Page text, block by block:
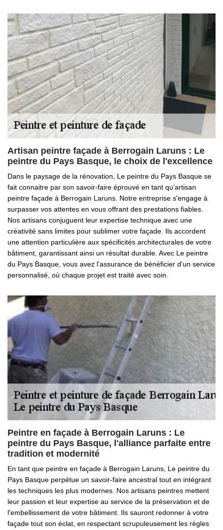
Artisan peintre façade à Berrogain Laruns : Le
peintre du Pays Basque, le choix de l'excellence
Dans le paysage de la rénovation, Le peintre du Pays Basque se
fait connaitre par son savoir-faire éprouvé en tant qu’artisan
peintre façade à Berrogain Laruns. Notre entreprise s'engage à
surpasser vos attentes en vous offrant des prestations fiables.
Nos artisans conjuguent leur expertise technique avec une
créativité sans limites pour sublimer votre façade. Ils accordent
une attention particulière aux spécificités architecturales de votre
bâtiment, garantissant ainsi un résultat durable. Avec Le peintre
du Pays Basque, vous avez l'assurance de bénéficier d'un service
personnalisé, où chaque projet est traité avec soin.
Peintre en façade à Berrogain Laruns : Le
peintre du Pays Basque, l'alliance parfaite entre
tradition et modernité
En tant que peintre en façade à Berrogain Laruns, Le peintre du
Pays Basque perpétue un savoir-faire ancestral tout en intégrant
les techniques les plus modernes. Nos artisans peintres mettent
leur passion et leur expertise au service de la préservation et de
l'embellissement de votre bâtiment. Ils sauront redonner à votre
façade tout son éclat, en respectant scrupuleusement les règles